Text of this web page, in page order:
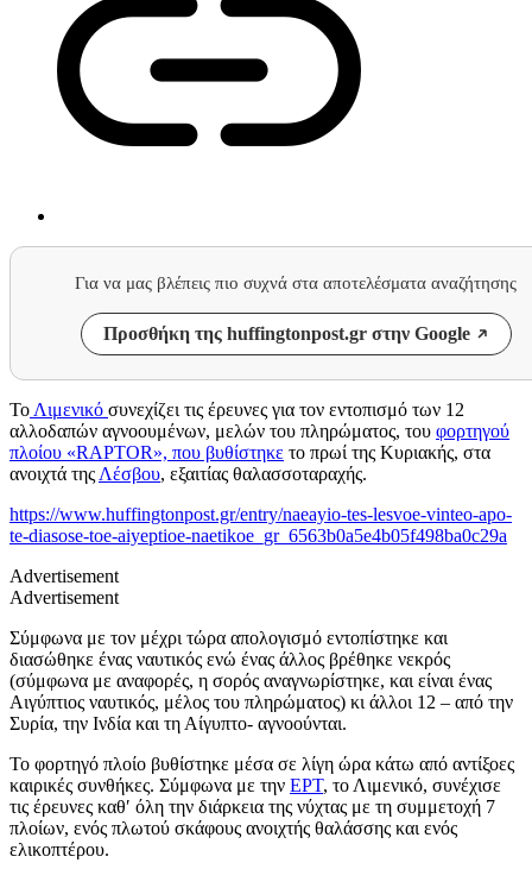
Για να μας βλέπεις πιο συχνά στα αποτελέσματα αναζήτησης
Προσθήκη της huffingtonpost.gr στην Google
Το Λιμενικό συνεχίζει τις έρευνες για τον εντοπισμό των 12
αλλοδαπών αγνοουμένων, μελών του πληρώματος, του φορτηγού
πλοίου «RAPTOR», που βυθίστηκε το πρωί της Κυριακής, στα
ανοιχτά της Λέσβου, εξαιτίας θαλασσοταραχής.
https://www.huffingtonpost.gr/entry/naeayio-tes-lesvoe-vinteo-apo-
te-diasose-toe-aiyeptioe-naetikoe_gr_6563b0a5e4b05f498ba0c29a
Advertisement
Advertisement
Σύμφωνα με τον μέχρι τώρα απολογισμό εντοπίστηκε και
διασώθηκε ένας ναυτικός ενώ ένας άλλος βρέθηκε νεκρός
(σύμφωνα με αναφορές, η σορός αναγνωρίστηκε, και είναι ένας
Αιγύπτιος ναυτικός, μέλος του πληρώματος) κι άλλοι 12 – από την
Συρία, την Ινδία και τη Αίγυπτο- αγνοούνται.
Το φορτηγό πλοίο βυθίστηκε μέσα σε λίγη ώρα κάτω από αντίξοες
καιρικές συνθήκες. Σύμφωνα με την ΕΡΤ, το Λιμενικό, συνέχισε
τις έρευνες καθ′ όλη την διάρκεια της νύχτας με τη συμμετοχή 7
πλοίων, ενός πλωτού σκάφους ανοιχτής θαλάσσης και ενός
ελικοπτέρου.